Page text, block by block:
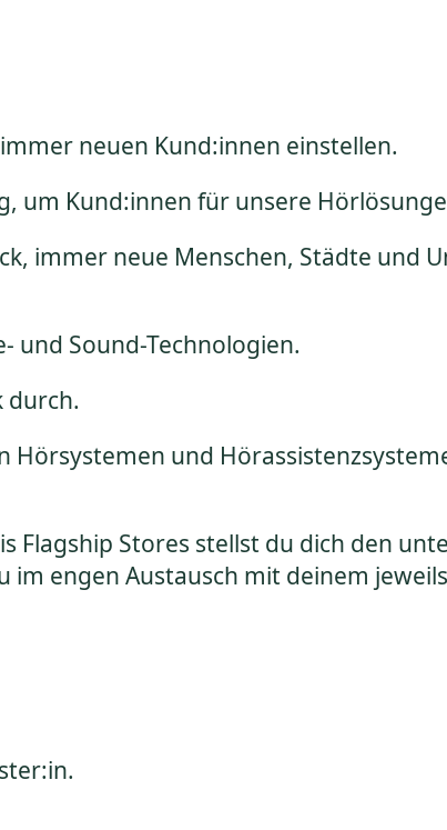
neuen Kund:innen einstellen.
um Kund:innen für unsere
immer neue Menschen, Städte und
und Sound-Technologien.
durch.
und
Flagship Stores stellst du dich den
engen Austausch mit deinem